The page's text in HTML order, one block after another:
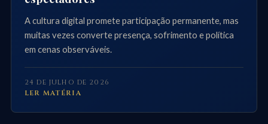
A cultura digital promete participação permanente, mas
muitas vezes converte presença, sofrimento e política
em cenas observáveis.
24 DE JULHO DE 2026
LER MATÉRIA